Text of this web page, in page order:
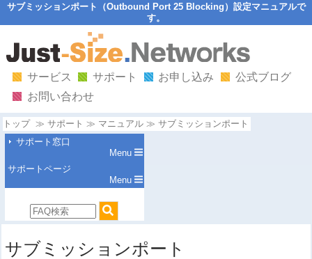
サブミッションポート（Outbound Port 25 Blocking）設定マニュアルで
す。
サービス サポート お申し込み
公式ブログ
お問い合わせ
トップ サポート マニュアル
サブミッションポート
サポート窓口
Menu
サポートページ
Menu
サブミッションポート